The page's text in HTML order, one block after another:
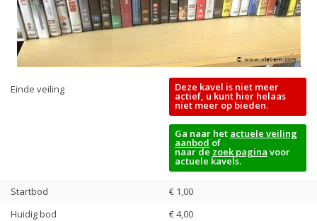
Einde veiling Deze kavel is niet meer
actief, u kunt hier helaas
niet meer op bieden.
Ga naar het actuele veiling
aanbod of
naar de zoek pagina voor
actuele kavels.
Startbod
€ 1,00
Huidig bod
€4,00